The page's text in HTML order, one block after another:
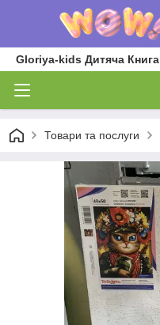
Gloriya-kids Дитяча Книга
Товари та послуги